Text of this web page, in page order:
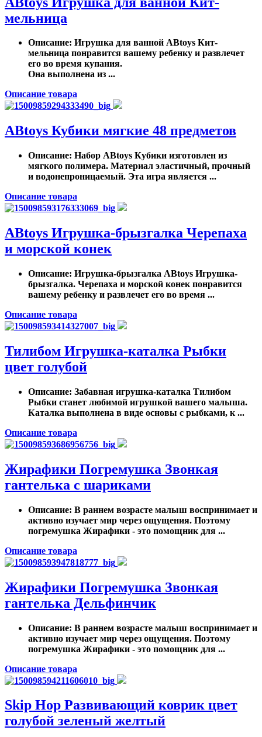
мельница
Описание: Игрушка для ванной ABtoys Кит-
мельница понравится вашему ребенку и развлечет
его во время купания.
Она выполнена из ...
Описание товара
ABtoys Кубики мягкие 48 предметов
Описание: Набор ABtoys Кубики изготовлен из
мягкого полимера. Материал эластичный, прочный
и водонепроницаемый. Эта игра является ...
Описание товара
AВtoys Игрушка-брызгалка Черепаха
и морской конек
Описание: Игрушка-брызгалка AВtoys Игрушка-
брызгалка. Черепаха и морской конек понравится
вашему ребенку и развлечет его во время ...
Описание товара
Тилибом Игрушка-каталка Рыбки
цвет голубой
Описание: Забавная игрушка-каталка Тилибом
Рыбки станет любимой игрушкой вашего малыша.
Каталка выполнена в виде основы с рыбками, к ...
Описание товара
Жирафики Погремушка Звонкая
гантелька с шариками
Описание: В раннем возрасте малыш воспринимает и
активно изучает мир через ощущения. Поэтому
погремушка Жирафики - это помощник для ...
Описание товара
Жирафики Погремушка Звонкая
гантелька Дельфинчик
Описание: В раннем возрасте малыш воспринимает и
активно изучает мир через ощущения. Поэтому
погремушка Жирафики - это помощник для ...
Описание товара
Skip Hop Развивающий коврик цвет
голубой зеленый желтый